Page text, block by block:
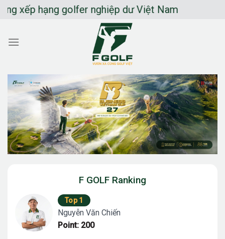
Chuyển
dung
hạng golfer nghiệp dư Việt Nam
F GOLF Ranking
Top 1
Nguyễn Văn Chiến
Point: 200